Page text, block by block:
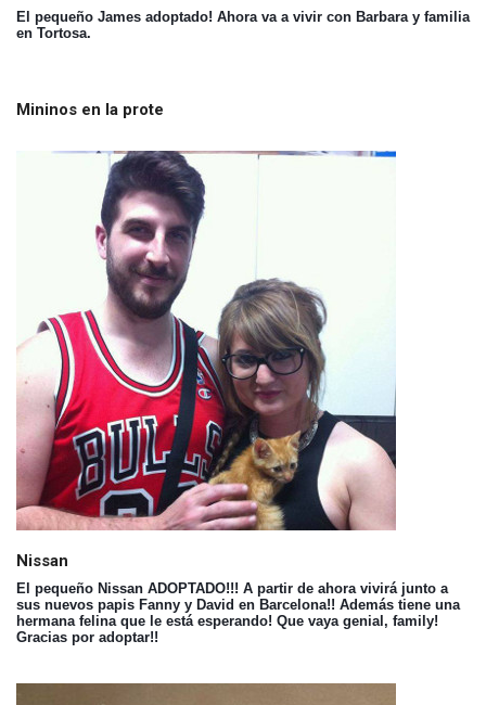
El pequeño James adoptado! Ahora va a vivir con Barbara y familia
en Tortosa.
Mininos en la prote
Nissan
El pequeño Nissan ADOPTADO!!! A partir de ahora vivirá junto a
sus nuevos papis Fanny y David en Barcelona!! Además tiene una
hermana felina que le está esperando! Que vaya genial, family!
Gracias por adoptar!!